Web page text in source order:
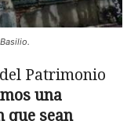
Patrimonio
una
que sean